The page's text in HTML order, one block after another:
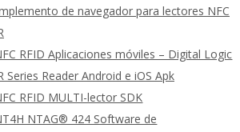
de navegador para lectores NFC
RFID Aplicaciones móviles – Digital Logic
Series Reader Android e iOS Apk
RFID MULTI-lector SDK
NTAG® 424 Software de